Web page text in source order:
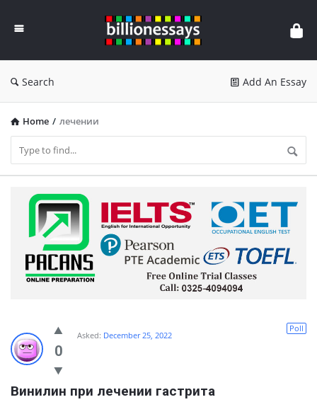
Essays
Search Add An Essay
Home / лечении
Billion
Essays
Latest
Questions
0
Poll
Asked: December 25, 2022
Винилин при лечении гастрита